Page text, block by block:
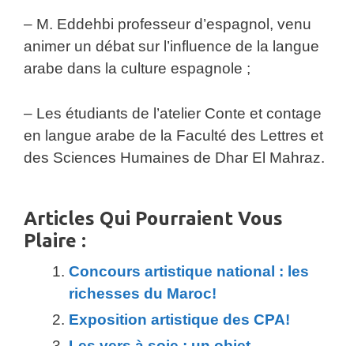
– M. Eddehbi professeur d’espagnol, venu
animer un débat sur l’influence de la langue
arabe dans la culture espagnole ;
– Les étudiants de l’atelier Conte et contage
en langue arabe de la Faculté des Lettres et
des Sciences Humaines de Dhar El Mahraz.
Articles Qui Pourraient Vous
Plaire :
Concours artistique national : les
richesses du Maroc!
Exposition artistique des CPA!